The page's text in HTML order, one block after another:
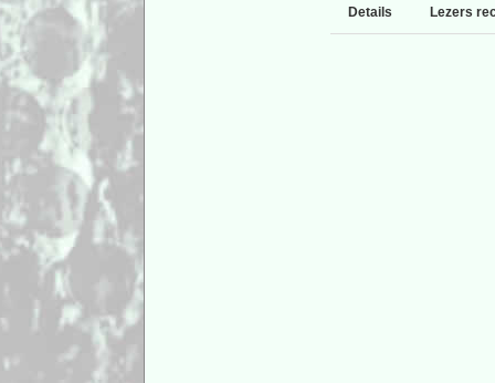
Details Lezers